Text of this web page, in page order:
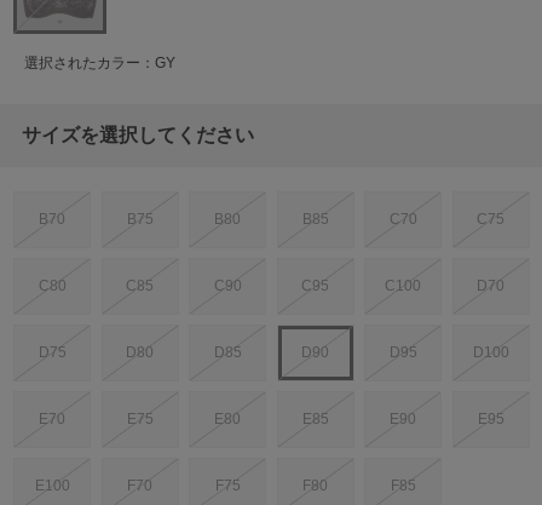
選択されたカラー：GY
サイズを選択してください
B70 B75 B80 B85 C70 C75
C80 C85 C90 C95 C100 D70
D75 D80 D85 D90 D95 D100
E70 E75 E80 E85 E90 E95
E100 F70 F75 F80 F85